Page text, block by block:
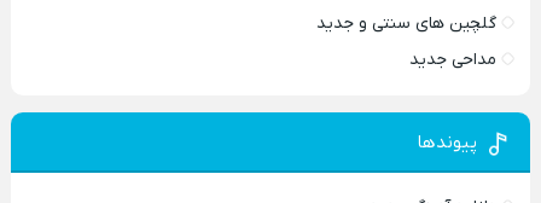
گلچین های سنتی و جدید
مداحی جدید
پیوندها